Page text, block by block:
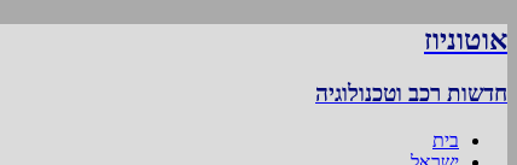
אוטוניוז
חדשות רכב וטכנולוגיה
בית